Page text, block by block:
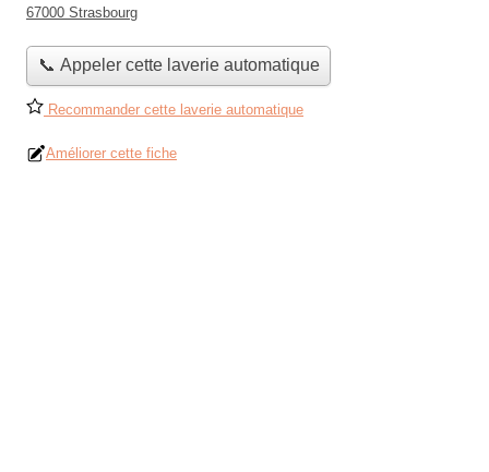
67000 Strasbourg
📞 Appeler cette laverie automatique
Recommander cette laverie automatique
Améliorer cette fiche